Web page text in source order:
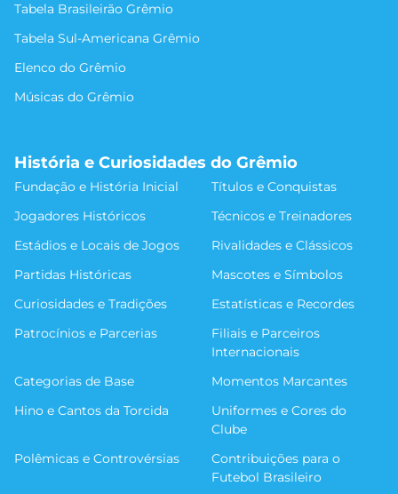
Tabela Brasileirão Grêmio
Tabela Sul-Americana Grêmio
Elenco do Grêmio
Músicas do Grêmio
História e Curiosidades do Grêmio
Fundação e História Inicial
Títulos e Conquistas
Jogadores Históricos
Técnicos e Treinadores
Estádios e Locais de Jogos
Rivalidades e Clássicos
Partidas Históricas
Mascotes e Símbolos
Curiosidades e Tradições
Estatísticas e Recordes
Patrocínios e Parcerias
Filiais e Parceiros
Internacionais
Categorias de Base
Momentos Marcantes
Hino e Cantos da Torcida
Uniformes e Cores do
Clube
Polêmicas e Controvérsias
Contribuições para o
Futebol Brasileiro